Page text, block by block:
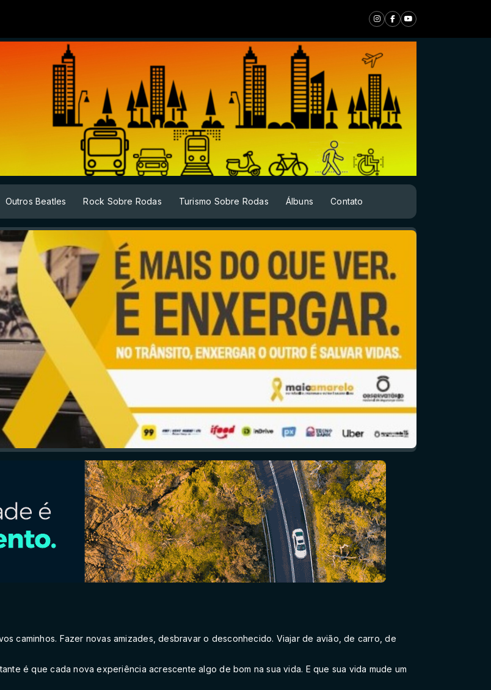
Outros Beatles Rock Sobre Rodas Turismo Sobre Rodas Álbuns Contato
caminhos. Fazer novas amizades, desbravar o desconhecido. Viajar de avião, de carro, de
é que cada nova experiência acrescente algo de bom na sua vida. E que sua vida mude um